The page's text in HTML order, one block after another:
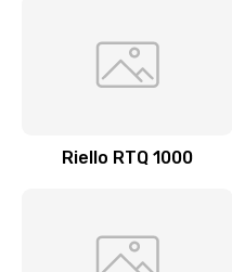
Riello RTQ 1000